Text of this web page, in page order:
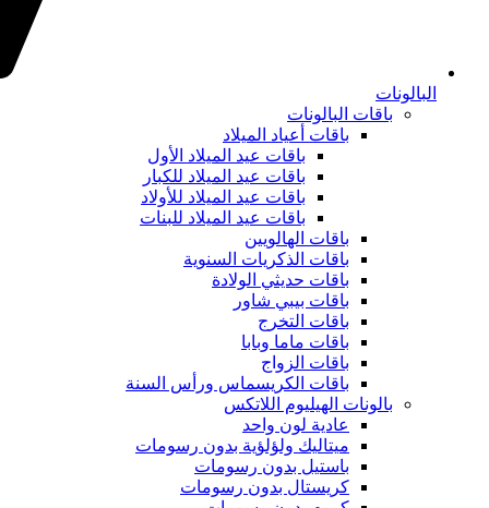
البالونات
باقات البالونات
باقات أعياد الميلاد
باقات عيد الميلاد الأول
باقات عيد الميلاد للكبار
باقات عيد الميلاد للأولاد
باقات عيد الميلاد للبنات
باقات الهالويين
باقات الذكريات السنوية
باقات حديثي الولادة
باقات بيبي شاور
باقات التخرج
باقات ماما وبابا
باقات الزواج
باقات الكريسماس ورأس السنة
بالونات الهيليوم اللاتكس
عادية لون واحد
ميتاليك ولؤلؤية بدون رسومات
باستيل بدون رسومات
كريستال بدون رسومات